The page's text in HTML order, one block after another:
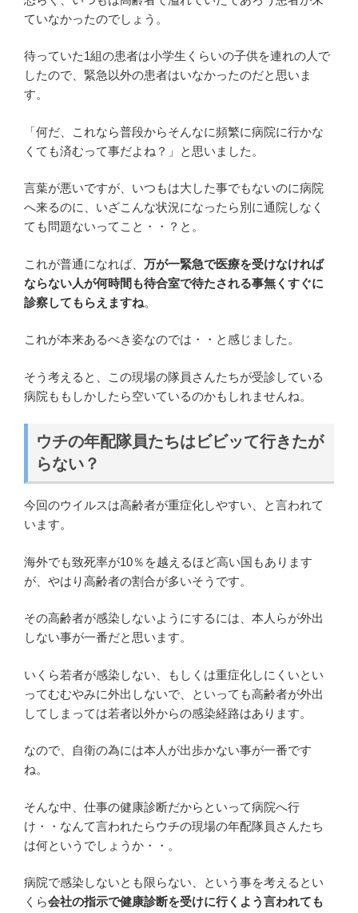
ていなかったのでしょう。
待っていた1組の患者は小学生くらいの子供を連れの人で
したので、緊急以外の患者はいなかったのだと思いま
す。
「何だ、これなら普段からそんなに頻繁に病院に行かな
くても済むって事だよね？」と思いました。
言葉が悪いですが、いつもは大した事でもないのに病院
へ来るのに、いざこんな状況になったら別に通院しなく
ても問題ないってこと・・？と。
これが普通になれば、 万が一緊急で医療を受けなければ
ならない人が何時間も待合室で待たされる事無くすぐに
診察してもらえますね。
これが本来あるべき姿なのでは・・と感じました。
そう考えると、この現場の隊員さんたちが受診している
病院ももしかしたら空いているのかもしれませんね。
ウチの年配隊員たちはビビッて行きたが
らない？
今回のウイルスは高齢者が重症化しやすい、と言われて
います。
海外でも致死率が10％を越えるほど高い国もあります
が、やはり高齢者の割合が多いそうです。
その高齢者が感染しないようにするには、本人らが外出
しない事が一番だと思います。
いくら若者が感染しない、もしくは重症化しにくいとい
ってむむやみに外出しないで、といっても高齢者が外出
してしまっては若者以外からの感染経路はあります。
なので、自衛の為には本人が出歩かない事が一番です
ね。
そんな中、仕事の健康診断だからといって病院へ行
け・・なんて言われたらウチの現場の年配隊員さんたち
は何というでしょうか・・。
病院で感染しないとも限らない、という事を考えるとい
くら会社の指示で健康診断を受けに行くよう言われても